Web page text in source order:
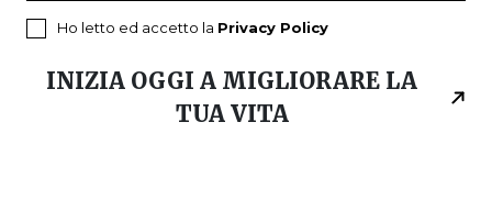
Ho letto ed accetto la Privacy Policy
INIZIA OGGI A MIGLIORARE LA
TUA VITA